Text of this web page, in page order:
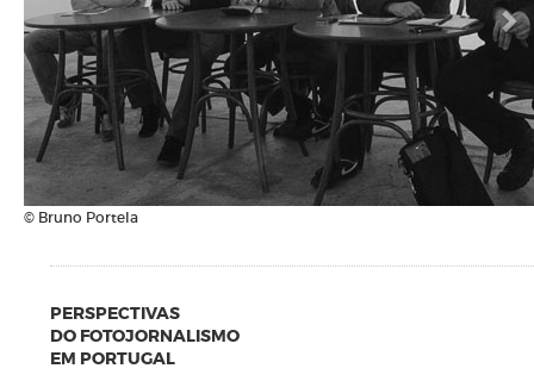
© Bruno Portela
PERSPECTIVAS
DO FOTOJORNALISMO
EM PORTUGAL